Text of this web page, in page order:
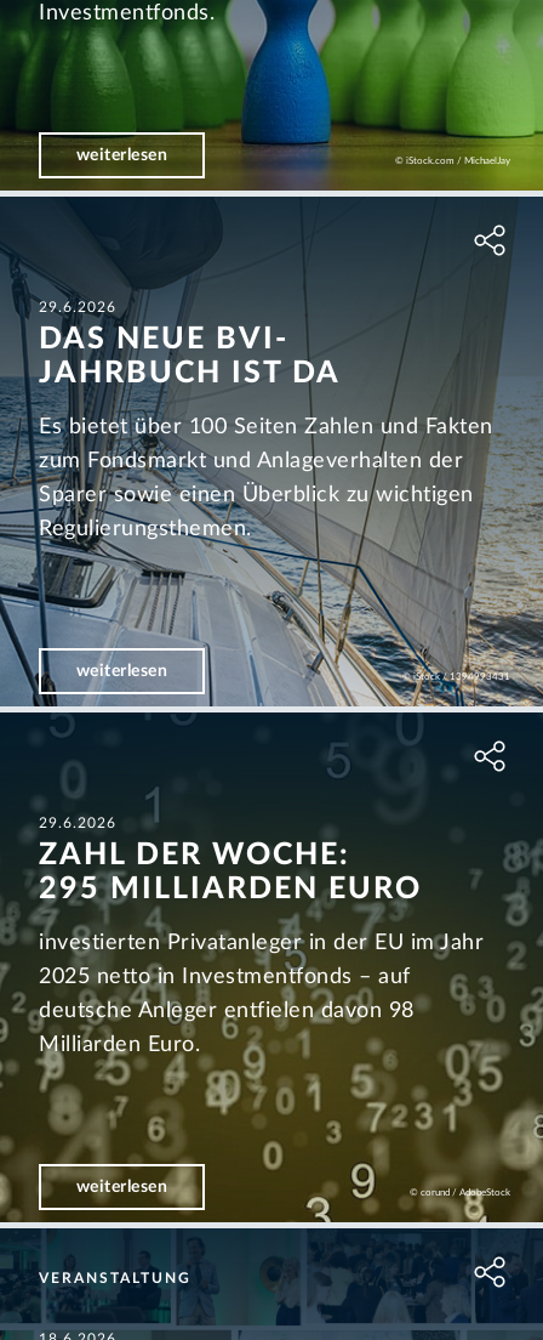
Investmentfonds.
weiterlesen © iStock.com / MichaelJay
29.6.2026
DAS NEUE BVI-
JAHRBUCH IST DA
Es bietet über 100 Seiten Zahlen und Fakten
zum Fondsmarkt und Anlageverhalten der
Sparer sowie einen Überblick zu wichtigen
Regulierungsthemen.
weiterlesen © iStock / 1394993431
29.6.2026
ZAHL DER WOCHE:
295 MILLIARDEN EURO
investierten Privatanleger in der EU im Jahr
2025 netto in Investmentfonds – auf
deutsche Anleger entfielen davon 98
Milliarden Euro.
weiterlesen © corund / AdobeStock
VERANSTALTUNG